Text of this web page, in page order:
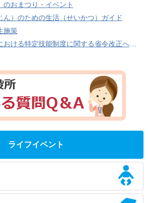
のおまつり・イベント
ん）のための生活（せいかつ）ガイド
施策
ける特定技能制度に関する省令改正への対応
ライフイベント